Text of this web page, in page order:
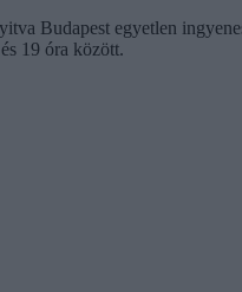
Budapest egyetlen
19 óra között.